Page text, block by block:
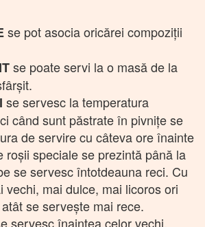
se pot asocia oricărei compoziţii
se poate servi la o masă de la
se servesc la temperatura
când sunt păstrate în pivniţe se
de servire cu câteva ore înainte
roşii speciale se prezintă până la
se servesc întotdeauna reci. Cu
vechi, mai dulce, mai licoros ori
se serveşte mai rece.
servesc înaintea celor vechi.